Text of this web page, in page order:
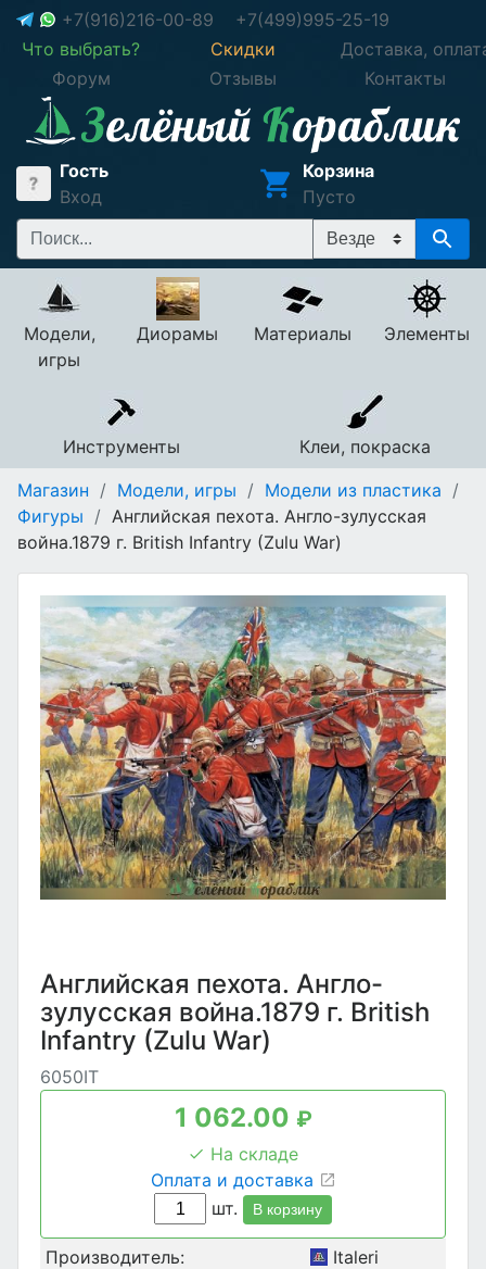
+7(916)216-00-89
+7(499)995-25-19
Что выбрать?
Скидки
Доставка,
Форум
Отзывы Контакты
Гость
Вход
Корзина
Пусто
Модели,
игры
Диорамы Материалы Элементы
Инструменты
Клеи, покраска
Магазин / Модели, игры / Модели из пластика /
Фигуры / Английская пехота. Англо-зулусская
война.1879 г. British Infantry (Zulu War)
Английская пехота. Англо-
зулусская война.1879 г. British
Infantry (Zulu War)
6050IT
1 062.00 ₽
На складе
Оплата и доставка
шт.
В корзину
Производитель:
Italeri